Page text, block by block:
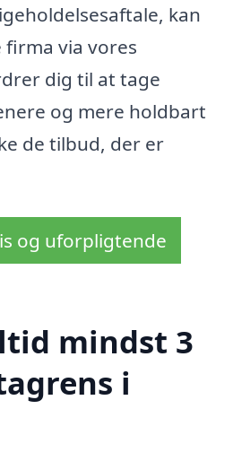
kan
via vores
dig til at tage
og mere holdbart
de tilbud, der er
og uforpligtende
mindst 3
i